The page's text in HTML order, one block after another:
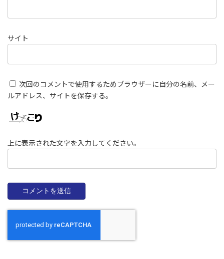
サイト
次回のコメントで使用するためブラウザーに自分の名前、メー
ルアドレス、サイトを保存する。
上に表示された文字を入力してください。